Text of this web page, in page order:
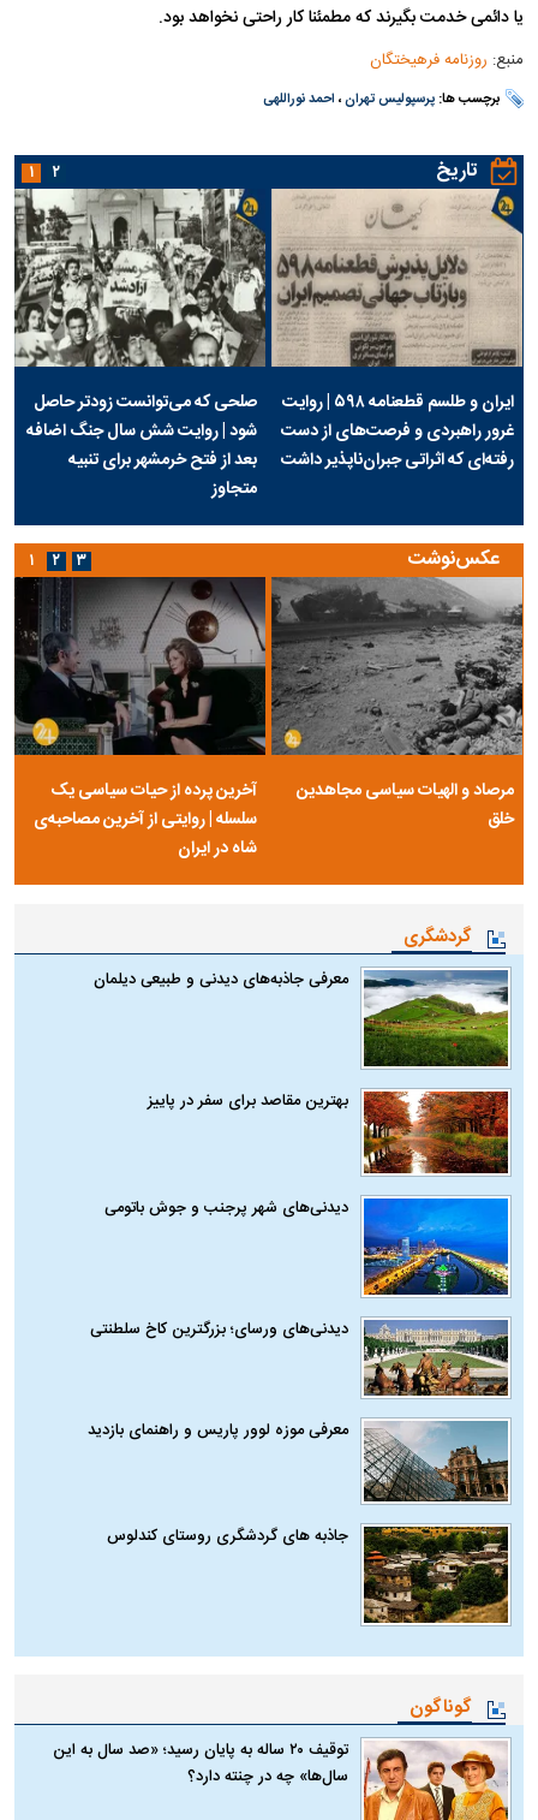
یا دائمی خدمت بگیرند که مطمئنا کار راحتی نخواهد بود.
منبع: روزنامه فرهیختگان
برچسب ها:پرسپولیس تهران، احمد نوراللهی
تاریخ
ایران و طلسم قطعنامه ۵۹۸ | روایت
غرور راهبردی و فرصت‌های از دست
رفته‌ای که اثراتی جبران‌ناپذیر داشت
صلحی که می‌توانست زودتر حاصل
شود | روایت شش سال جنگ اضافه
بعد از فتح خرمشهر برای تنبیه
متجاوز
۱ ۲
عکس‌نوشت
مرصاد و الهیات سیاسی مجاهدین
خلق
آخرین پرده از حیات سیاسی یک
سلسله | روایتی از آخرین مصاحبه‌ی
شاه در ایران
۱ ۲ ۳
گردشگری
معرفی جاذبه‌های دیدنی و طبیعی دیلمان
بهترین مقاصد برای سفر در پاییز
دیدنی‌های شهر پرجنب و جوش باتومی
دیدنی‌های ورسای؛ بزرگترین کاخ سلطنتی
معرفی موزه لوور پاریس و راهنمای بازدید
جاذبه های گردشگری روستای کندلوس
گوناگون
توقیف ۲۰ ساله به پایان رسید؛ «صد سال به این
سال‌ها» چه در چنته دارد؟